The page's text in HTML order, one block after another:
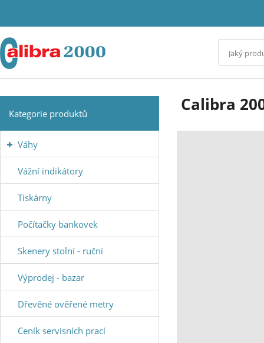
Calibra
2000
Calibra
Kategorie produktů
Váhy
Vážní indikátory
Tiskárny
Počítačky bankovek
Skenery stolní - ruční
Výprodej - bazar
Dřevěné ověřené metry
Ceník servisních prací